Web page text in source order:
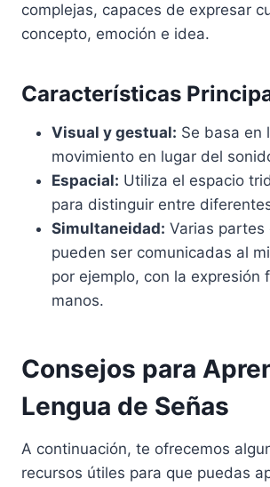
complejas, capaces de expresar
concepto, emoción e idea.
Características
Visual y gestual: Se basa en
movimiento en lugar del
Espacial: Utiliza el espacio
para distinguir entre
Simultaneidad: Varias partes
pueden ser comunicadas al
por ejemplo, con la expresión
manos.
Consejos para
Lengua de Señas
A continuación, te ofrecemos
recursos útiles para que puedas